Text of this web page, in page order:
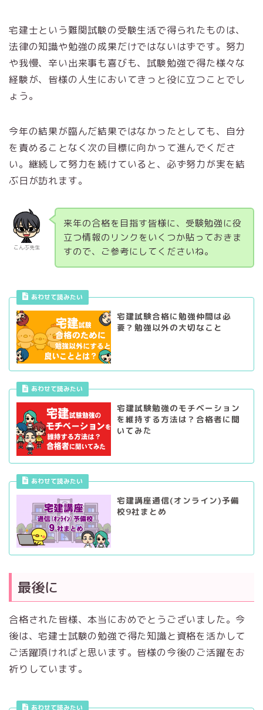
宅建士という難関試験の受験生活で得られたものは、
法律の知識や勉強の成果だけではないはずです。努力
や我慢、辛い出来事も喜びも、試験勉強で得た様々な
経験が、皆様の人生においてきっと役に立つことでし
ょう。
今年の結果が臨んだ結果ではなかったとしても、自分
を責めることなく次の目標に向かって進んでくださ
い。継続して努力を続けていると、必ず努力が実を結
ぶ日が訪れます。
こんぶ先生
来年の合格を目指す皆様に、受験勉強に役
立つ情報のリンクをいくつか貼っておきま
すので、ご参考にしてくださいね。
あわせて読みたい
宅建試験合格に勉強仲間は必
要？勉強以外の大切なこと
あわせて読みたい
宅建試験勉強のモチベーション
を維持する方法は？合格者に聞
いてみた
あわせて読みたい
宅建講座通信(オンライン)予備
校9社まとめ
最後に
合格された皆様、本当におめでとうございました。今
後は、宅建士試験の勉強で得た知識と資格を活かして
ご活躍頂ければと思います。皆様の今後のご活躍をお
祈りしています。
あわせて読みたい